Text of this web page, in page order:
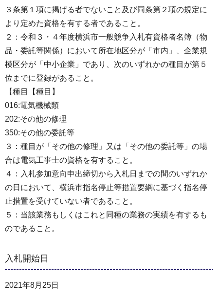
３条第１項に掲げる者でないこと及び同条第２項の規定に
より定めた資格を有する者であること。
２：令和３・４年度横浜市一般競争入札有資格者名簿（物
品・委託等関係）において所在地区分が「市内」、企業規
模区分が「中小企業」であり、次のいずれかの種目が第５
位までに登録があること。
【種目【種目】
016:電気機械類
202:その他の修理
350:その他の委託等
３：種目が「その他の修理」又は「その他の委託等」の場
合は電気工事士の資格を有すること。
４：入札参加意向申出締切から入札日までの間のいずれか
の日において、横浜市指名停止等措置要綱に基づく指名停
止措置を受けていない者であること。
５：当該業務もしくはこれと同種の業務の実績を有するも
のであること。
入札開始日
2021年8月25日